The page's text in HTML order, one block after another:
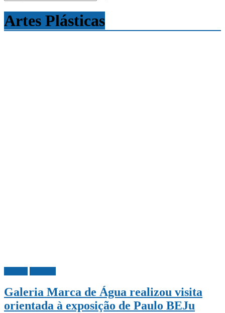
Artes Plásticas
Galeria Marca de Água realizou visita
orientada à exposição de Paulo BEJu